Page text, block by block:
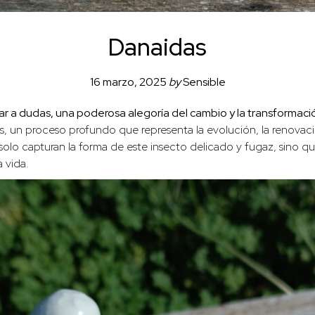
Danaidas
16 marzo, 2025 bySensible
a dudas, una poderosa alegoría del cambio y la
un proceso profundo que representa la evolución, la
solo capturan la forma de este insecto delicado y fugaz, sino
vida.